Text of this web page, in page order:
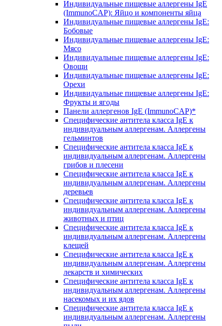
Индивидуальные пищевые аллергены IgE
(ImmunoCAP): Яйцо и компоненты яйца
Индивидуальные пищевые аллергены IgE:
Бобовые
Индивидуальные пищевые аллергены IgE:
Мясо
Индивидуальные пищевые аллергены IgE:
Овощи
Индивидуальные пищевые аллергены IgE:
Орехи
Индивидуальные пищевые аллергены IgE:
Фрукты и ягоды
Панели аллергенов IgE (ImmunoCAP)*
Специфические антитела класса IgE к
индивидуальным аллергенам. Аллергены
гельминтов
Специфические антитела класса IgE к
индивидуальным аллергенам. Аллергены
грибов и плесени
Специфические антитела класса IgE к
индивидуальным аллергенам. Аллергены
деревьев
Специфические антитела класса IgE к
индивидуальным аллергенам. Аллергены
животных и птиц
Специфические антитела класса IgE к
индивидуальным аллергенам. Аллергены
клещей
Специфические антитела класса IgE к
индивидуальным аллергенам. Аллергены
лекарств и химических
Специфические антитела класса IgE к
индивидуальным аллергенам. Аллергены
насекомых и их ядов
Специфические антитела класса IgE к
индивидуальным аллергенам. Аллергены